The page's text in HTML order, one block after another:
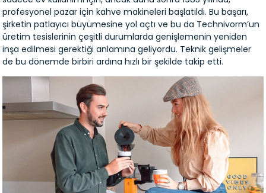
profesyonel pazar için kahve makineleri başlatıldı. Bu başarı,
şirketin patlayıcı büyümesine yol açtı ve bu da Technivorm’un
üretim tesislerinin çeşitli durumlarda genişlemenin yeniden
inşa edilmesi gerektiği anlamına geliyordu. Teknik gelişmeler
de bu dönemde birbiri ardına hızlı bir şekilde takip etti.